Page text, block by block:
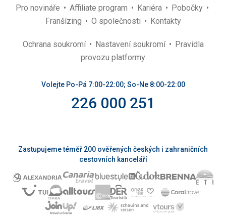
Pro novináře Affiliate program Kariéra
Pobočky
Franšízing
O společnosti Kontakty
Ochrana soukromí Nastavení soukromí
Pravidla
provozu platformy
Volejte Po-Pá 7:00-22:00; So-Ne 8:00-22:00
226 000 251
Zastupujeme téměř 200 ověřených českých i zahraničních
cestovních kanceláří